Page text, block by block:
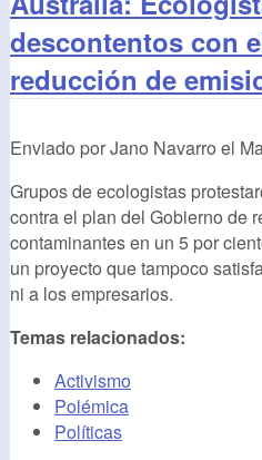
descontentos con
reducción de
Enviado porJano Navarro el
Grupos de ecologistas
contra el plan del Gobierno de
contaminantes en un 5 por
un proyecto que tampoco
ni a los empresarios.
Temas relacionados:
Activismo
Polémica
Políticas